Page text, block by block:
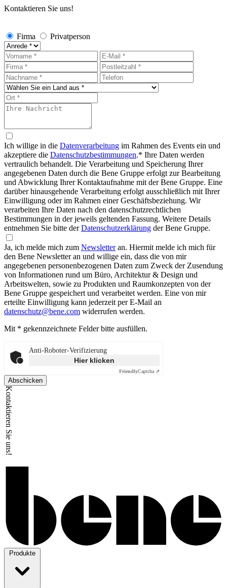
Kontaktieren Sie uns!
Firma Privatperson
Ich willige in die Datenverarbeitung im Rahmen des Events ein und
akzeptiere die Datenschutzbestimmungen.* Ihre Daten werden
vertraulich behandelt. Die Verarbeitung und Speicherung Ihrer
angegebenen Daten durch die Bene Gruppe erfolgt zur Bearbeitung
und Abwicklung Ihrer Kontaktaufnahme mit der Bene Gruppe. Eine
darüber hinausgehende Verarbeitung erfolgt ausschließlich mit Ihrer
Einwilligung oder im Rahmen einer Geschäftsbeziehung. Wir
verarbeiten Ihre Daten nach den datenschutzrechtlichen
Bestimmungen in der jeweils geltenden Fassung. Weitere Details
entnehmen Sie bitte derDatenschutzerklärung der Bene Gruppe.
Ja, ich melde mich zum Newsletteran. Hiermit melde ich mich für
den Bene Newsletter an und willige ein, dass die von mir
angegebenen personenbezogenen Daten zum Zweck der Zusendung
von Informationen rund um Büro, Architektur & Design und
Arbeitswelten, sowie zu Produkten und Raumkonzepten von der
Bene Gruppe gespeichert und verarbeitet werden. Eine von mir
erteilte Einwilligung kann jederzeit per E-Mail an
datenschutz@bene.com widerrufen werden.
Mit * gekennzeichnete Felder bitte ausfüllen.
Anti-Roboter-Verifizierung
Hier klicken
FriendlyCaptcha ⇗
Abschicken
Kontaktieren Sie uns!
Produkte